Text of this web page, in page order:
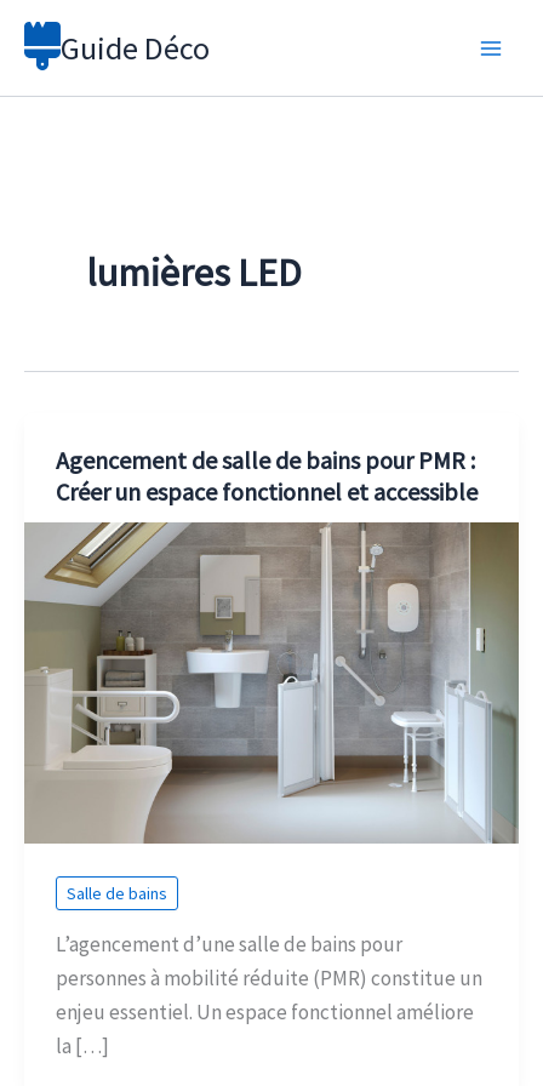
Aller
Guide Déco
lumières LED
Agencement de salle de bains pour PMR :
Créer un espace fonctionnel et accessible
Salle de bains
L’agencement d’une salle de bains pour
personnes à mobilité réduite (PMR) constitue un
enjeu essentiel. Un espace fonctionnel améliore
la […]